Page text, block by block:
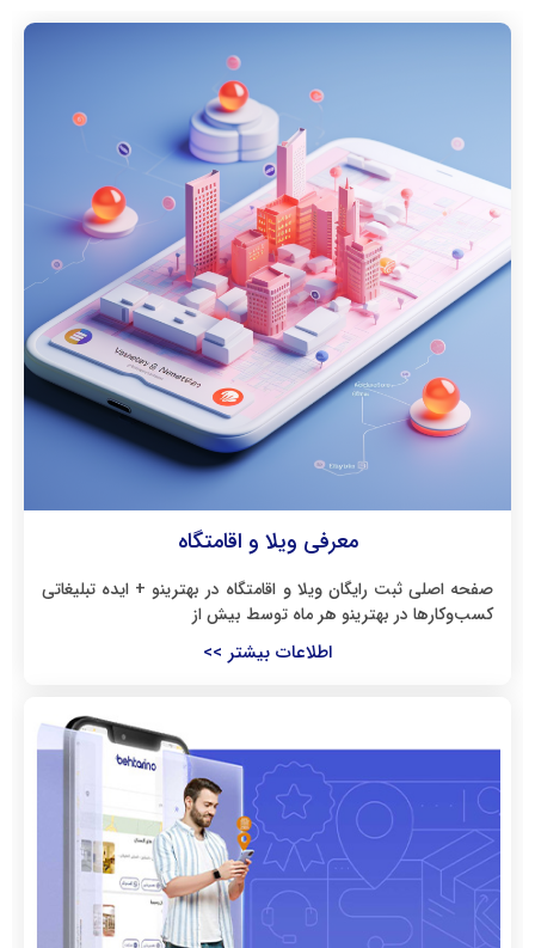
معرفی ویلا و اقامتگاه
صفحه اصلی ثبت رایگان ویلا و اقامتگاه در بهترینو + ایده تبلیغاتی
کسب‌وکارها در بهترینو هر ماه توسط بیش از
اطلاعات بیشتر >>